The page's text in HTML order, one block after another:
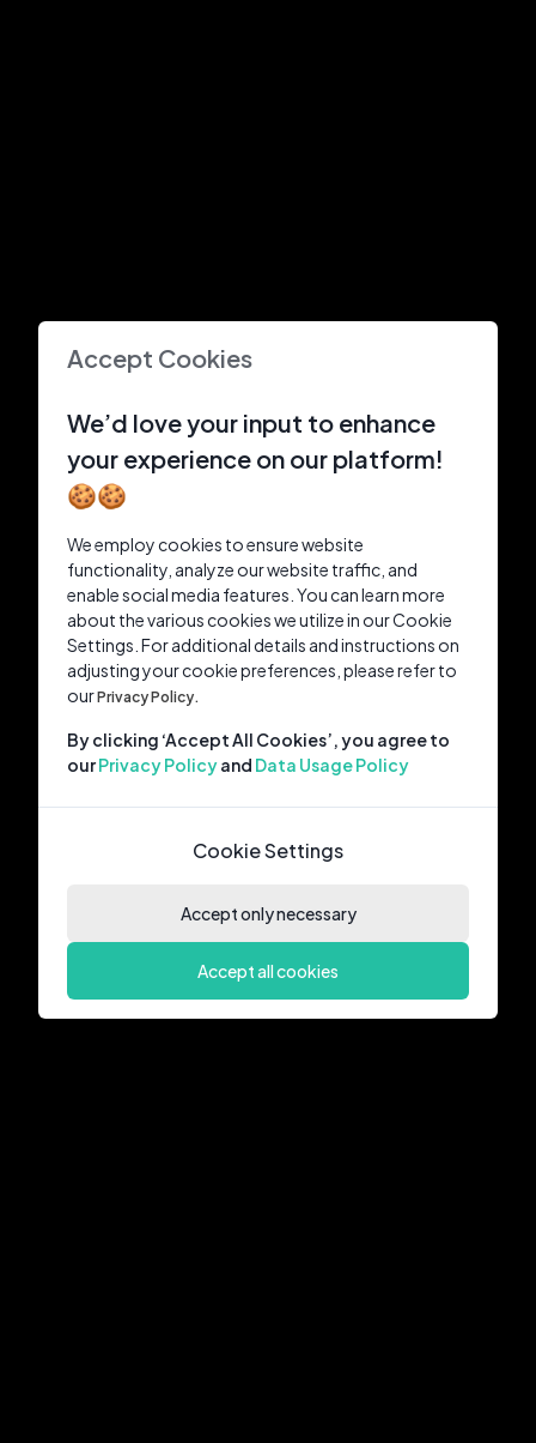
Accept Cookies
We’d love your input to enhance
your experience on our platform!
🍪🍪
We employ cookies to ensure website
functionality, analyze our website traffic, and
enable social media features. You can learn more
about the various cookies we utilize in our Cookie
Settings. For additional details and instructions on
adjusting your cookie preferences, please refer to
ourPrivacy Policy.
By clicking ‘Accept All Cookies’, you agree to
ourPrivacy Policyand Data Usage Policy
Cookie Settings
Accept only necessary
Accept all cookies